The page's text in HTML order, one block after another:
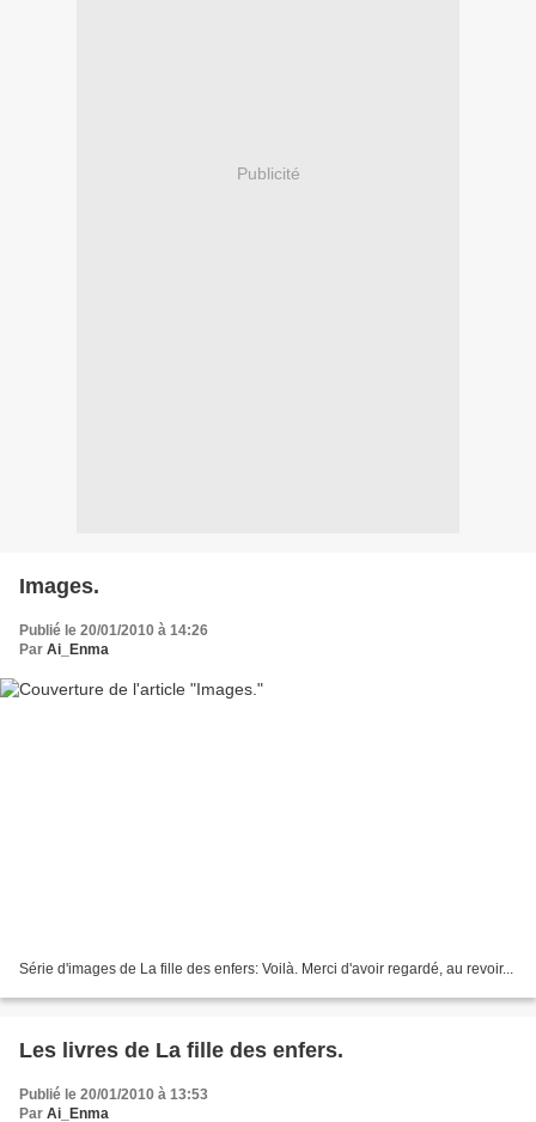
Publicité
Images.
Publié le 20/01/2010 à 14:26
Par Ai_Enma
Série d'images de La fille des enfers: Voilà. Merci d'avoir regardé, au revoir...
Les livres de La fille des enfers.
Publié le 20/01/2010 à 13:53
Par Ai_Enma